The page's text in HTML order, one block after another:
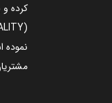
کرده و
نموده